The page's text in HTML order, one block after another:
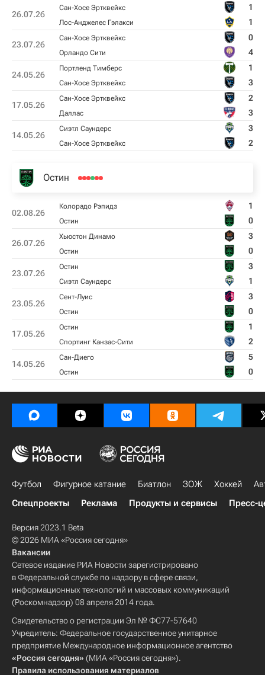
26.07.26
Сан-Хосе Эртквейкс 1
Лос-Анджелес Гэлакси 1
23.07.26
Сан-Хосе Эртквейкс 0
Орландо Сити 4
24.05.26
Портленд Тимберс 1
Сан-Хосе Эртквейкс 3
17.05.26
Сан-Хосе Эртквейкс 2
Даллас 3
14.05.26
Сиэтл Саундерс 3
Сан-Хосе Эртквейкс 2
Остин
02.08.26
Колорадо Рэпидз 1
Остин 0
26.07.26
Хьюстон Динамо 3
Остин 0
23.07.26
Остин 3
Сиэтл Саундерс 1
23.05.26
Сент-Луис 3
Остин 0
17.05.26
Остин 1
Спортинг Канзас-Сити 2
14.05.26
Сан-Диего 5
Остин 0
Футбол Фигурное катание Биатлон ЗОЖ Хоккей
Спецпроекты
Реклама Продукты и сервисы Пресс-
Версия 2023.1 Beta
© 2026 МИА «Россия сегодня»
Вакансии
Сетевое издание РИА Новости зарегистрировано
в Федеральной службе по надзору в сфере связи,
информационных технологий и массовых коммуникаций
(Роскомнадзор) 08 апреля 2014 года.
Свидетельство о регистрации Эл № ФС77-57640
Учредитель: Федеральное государственное унитарное
предприятие Международное информационное агентство
«Россия сегодня» (МИА «Россия сегодня»).
Правила использования материалов